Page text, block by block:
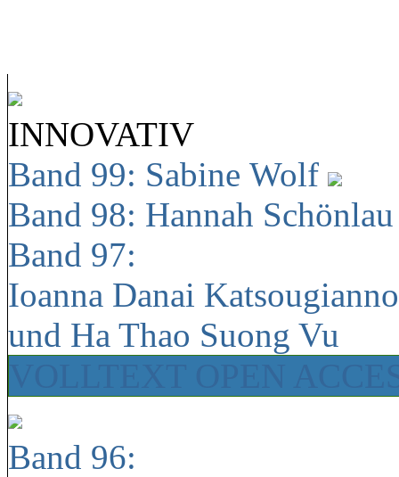
INNOVATIV
Band 99: Sabine Wolf
Band 98: Hannah
Band 97:
Ioanna Danai
und Ha Thao Suong Vu
Band 96: